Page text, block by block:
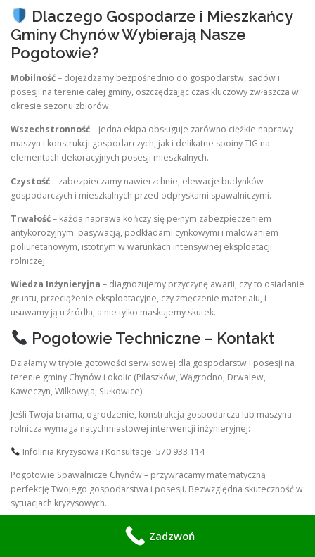
Dlaczego Gospodarze i Mieszkańcy
Gminy Chynów Wybierają Nasze
Pogotowie?
Mobilność– dojeżdżamy bezpośrednio do gospodarstw, sadów i
posesji na terenie całej gminy, oszczędzając czas kluczowy zwłaszcza w
okresie sezonu zbiorów.
Wszechstronność– jedna ekipa obsługuje zarówno ciężkie naprawy
maszyn i konstrukcji gospodarczych, jak i delikatne spoiny TIG na
elementach dekoracyjnych posesji mieszkalnych.
Czystość– zabezpieczamy nawierzchnie, elewacje budynków
gospodarczych i mieszkalnych przed odpryskami spawalniczymi.
Trwałość– każda naprawa kończy się pełnym zabezpieczeniem
antykorozyjnym: pasywacją, podkładami cynkowymi i malowaniem
poliuretanowym, istotnym w warunkach intensywnej eksploatacji
rolniczej.
Wiedza Inżynieryjna – diagnozujemy przyczynę awarii, czy to osiadanie
gruntu, przeciążenie eksploatacyjne, czy zmęczenie materiału, i
usuwamy ją u źródła, a nie tylko maskujemy skutek.
Pogotowie Techniczne – Kontakt
Działamy w trybie gotowości serwisowej dla gospodarstw i posesji na
terenie gminy Chynów i okolic (Pilaszków, Wągrodno, Drwalew,
Kaweczyn, Wilkowyja, Sułkowice).
Jeśli Twoja brama, ogrodzenie, konstrukcja gospodarcza lub maszyna
rolnicza wymaga natychmiastowej interwencji inżynieryjnej:
Infolinia Kryzysowa i Konsultacje: 570 933 114
Pogotowie Spawalnicze Chynów – przywracamy matematyczną
perfekcję Twojego gospodarstwa i posesji. Bezwzględna skuteczność w
sytuacjach kryzysowych.
Chynów – Pogotowie
Zadzwoń